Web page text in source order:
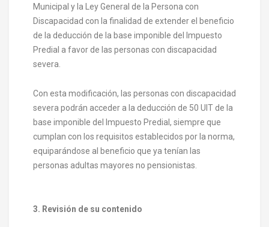
Municipal y la Ley General de la Persona con
Discapacidad con la finalidad de extender el beneficio
de la deducción de la base imponible del Impuesto
Predial a favor de las personas con discapacidad
severa.
Con esta modificación, las personas con discapacidad
severa podrán acceder a la deducción de 50 UIT de la
base imponible del Impuesto Predial, siempre que
cumplan con los requisitos establecidos por la norma,
equiparándose al beneficio que ya tenían las
personas adultas mayores no pensionistas.
3. Revisión de su contenido